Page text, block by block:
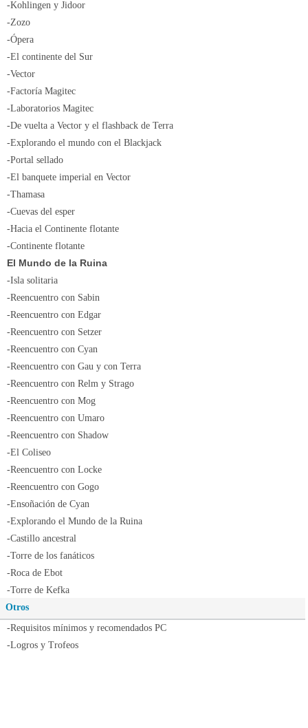
-Kohlingen y Jidoor
-Zozo
-Ópera
-El continente del Sur
-Vector
-Factoría Magitec
-Laboratorios Magitec
-De vuelta a Vector y el flashback de Terra
-Explorando el mundo con el Blackjack
-Portal sellado
-El banquete imperial en Vector
-Thamasa
-Cuevas del esper
-Hacia el Continente flotante
-Continente flotante
El Mundo de la Ruina
-Isla solitaria
-Reencuentro con Sabin
-Reencuentro con Edgar
-Reencuentro con Setzer
-Reencuentro con Cyan
-Reencuentro con Gau y con Terra
-Reencuentro con Relm y Strago
-Reencuentro con Mog
-Reencuentro con Umaro
-Reencuentro con Shadow
-El Coliseo
-Reencuentro con Locke
-Reencuentro con Gogo
-Ensoñación de Cyan
-Explorando el Mundo de la Ruina
-Castillo ancestral
-Torre de los fanáticos
-Roca de Ebot
-Torre de Kefka
Otros
-Requisitos mínimos y recomendados PC
-Logros y Trofeos